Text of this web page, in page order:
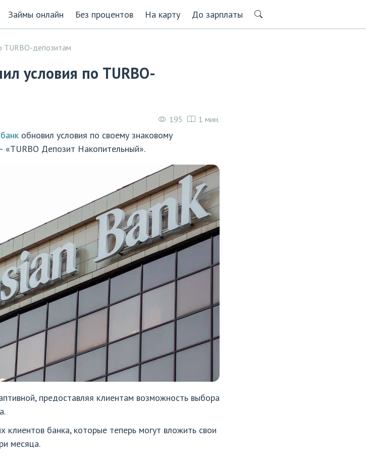
Займы онлайн Без процентов На карту До зарплаты
TURBO-депозитам
условия по TURBO-
195 1 мин.
обновил условия по своему знаковому
Депозит Накопительный».
предоставляя клиентам возможность выбора
клиентов банка, которые теперь могут вложить свои
месяца.